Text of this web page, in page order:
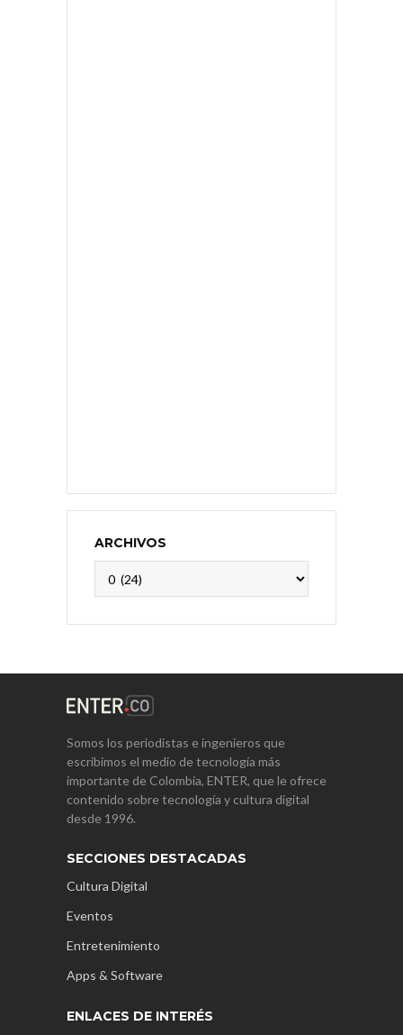
ARCHIVOS
Somos los periodistas e ingenieros que
escribimos el medio de tecnología más
importante de Colombia, ENTER, que le ofrece
contenido sobre tecnología y cultura digital
desde 1996.
SECCIONES DESTACADAS
Cultura Digital
Eventos
Entretenimiento
Apps & Software
ENLACES DE INTERÉS